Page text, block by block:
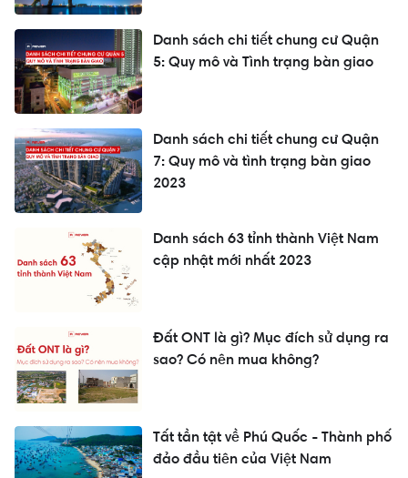
Danh sách chi tiết chung cư Quận
5: Quy mô và Tình trạng bàn giao
Danh sách chi tiết chung cư Quận
7: Quy mô và tình trạng bàn giao
2023
Danh sách 63 tỉnh thành Việt Nam
cập nhật mới nhất 2023
Đất ONT là gì? Mục đích sử dụng ra
sao? Có nên mua không?
Tất tần tật về Phú Quốc - Thành phố
đảo đầu tiên của Việt Nam